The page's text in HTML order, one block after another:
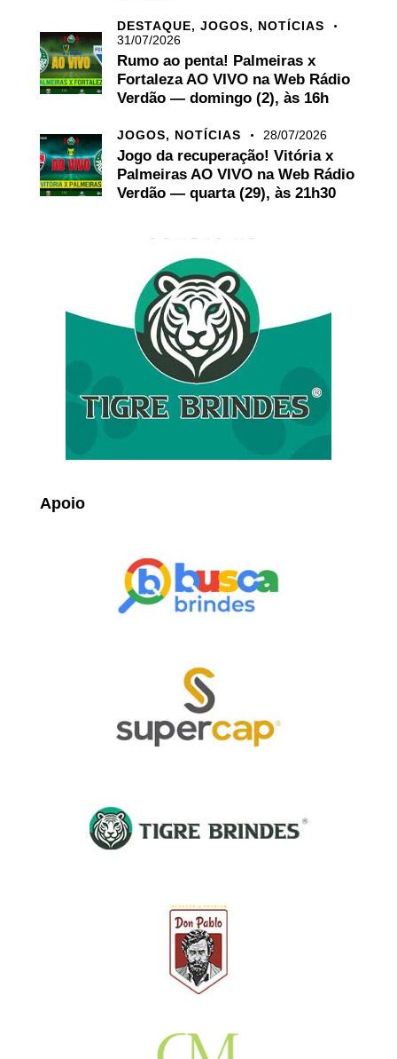
DESTAQUE, JOGOS, NOTÍCIAS
31/07/2026
Rumo ao penta! Palmeiras x
Fortaleza AO VIVO na Web Rádio
Verdão — domingo (2), às 16h
JOGOS, NOTÍCIAS 28/07/2026
Jogo da recuperação! Vitória x
Palmeiras AO VIVO na Web Rádio
Verdão — quarta (29), às 21h30
Apoio